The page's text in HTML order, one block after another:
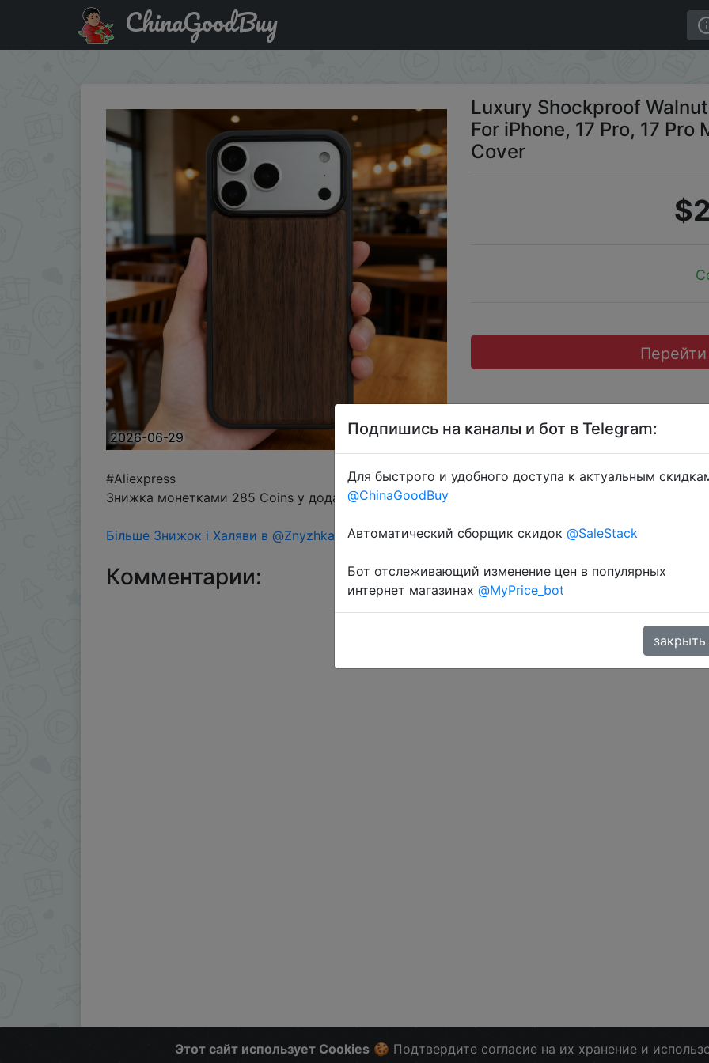
Купить по скидке: Luxury Shockproof Walnut Cherry Wood Phone Case For iPhone, 17 Pro, 17 Pro Max Soft Bumper
ChinaGoodBuy
2026-06-29
Luxury Shockproof
For iPhone, 17 Pro, 17
Cover
#Aliexpress
Знижка монетками 285 Coins у додатку через розділ монет.
Більше Знижок і Халяви в @ZnyzhkaUA
Комментарии:
Этот сайт использует Cookies🍪 Подтвердите согласие на их хранение и
Подпишись на каналы и бот в Telegram:
Для быстрого и удобного доступа к актуальным
@ChinaGoodBuy
Автоматический сборщик скидок @SaleStack
Бот отслеживающий изменение цен в популярных
интернет магазинах @MyPrice_bot
закрыть